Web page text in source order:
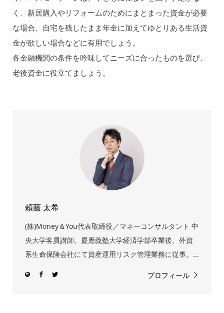
く、新居購入やリフォームのためにまとまった資金が必要
な場合、自宅を残したまま年金に加えてゆとりある生活資
金が欲しい場合などに有用でしょう。
各金融機関の条件を吟味してニーズに合ったものを選び、
老後資金に役立てましょう。
頼藤 太希
(株)Money＆You代表取締役／マネーコンサルタント 中
央大学客員講師。慶應義塾大学経済学部卒業後、外資
系生命保険会社にて資産運用リスク管理業務に従事。...
プロフィール